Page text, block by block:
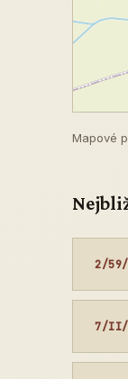
Mapové
2/
7/II/